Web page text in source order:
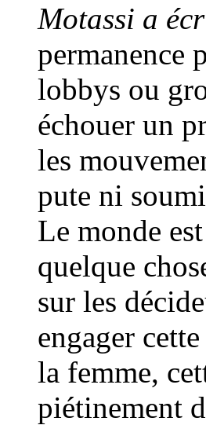
Motassi a
permanence
lobbys ou
échouer un
les
pute ni
Le monde
quelque
sur les
engager
la femme,
piétinement